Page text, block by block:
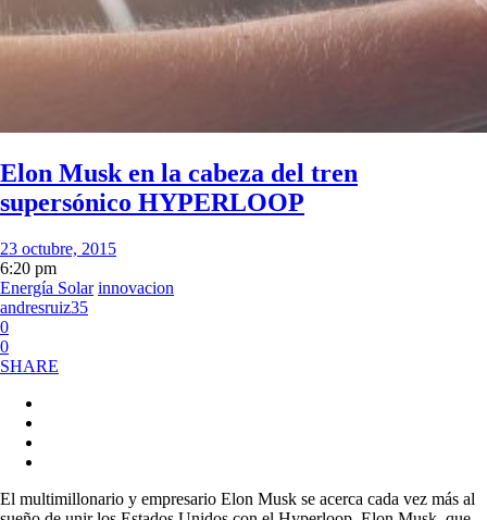
Elon Musk en la cabeza del tren
supersónico HYPERLOOP
23 octubre, 2015
6:20 pm
Energía Solar innovacion
andresruiz35
0
0
SHARE
El multimillonario y empresario Elon Musk se acerca cada vez más al